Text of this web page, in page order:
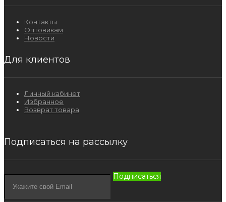
Контакты
Оптовикам
Новости
Для клиентов
Личный кабинет
Избранное
Возврат товара
Подписаться на рассылку
Подписаться